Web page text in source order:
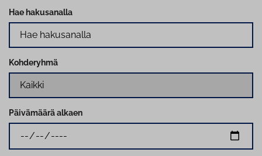
Hae hakusanalla
Kohderyhmä
Päivämäärä alkaen